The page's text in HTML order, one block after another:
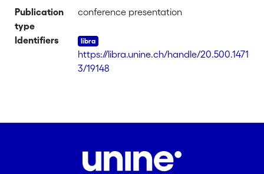
Publication
type
conference presentation
Identifiers
https://libra.unine.ch/handle/20.500.1471
3/19148